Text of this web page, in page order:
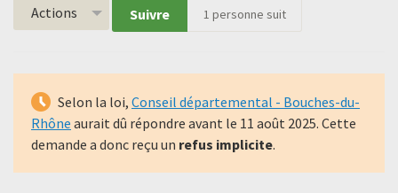
Actions Suivre 1 personne suit
Selon la loi, Conseil départemental - Bouches-du-
Rhône aurait dû répondre avant le 11 août 2025. Cette
demande a donc reçu un refus implicite.